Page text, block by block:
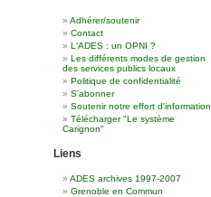
Adhérer/soutenir
Contact
L'ADES : un OPNI ?
Les différents modes de gestion
des services publics locaux
Politique de confidentialité
S'abonner
Soutenir notre effort d'information
Télécharger "Le système
Carignon"
Liens
ADES archives 1997-2007
Grenoble en Commun